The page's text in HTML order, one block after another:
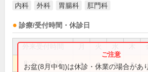
内科 外科 胃腸科 肛門科
診療/受付時間・休診日
8:30～11:30 ● ● ● ●
お盆(8月中旬)は休診・休業の場合があ